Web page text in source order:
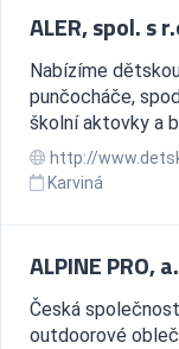
ALER, spol. s
Nabízíme
punčocháče,
školní aktovky a
http://
Karviná
ALPINE PRO,
Česká
outdoorové